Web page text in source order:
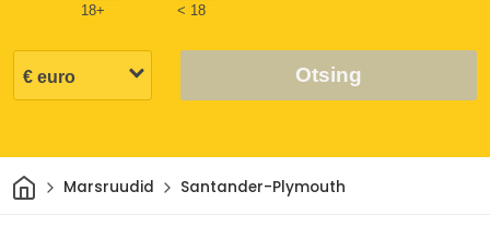
18+ < 18
Otsing
Avaleht
Marsruudid Santander-Plymouth